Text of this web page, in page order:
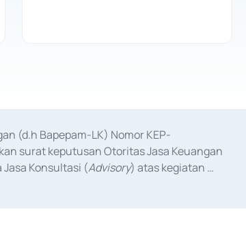
(d.h Bapepam-LK) Nomor KEP-
surat keputusan Otoritas Jasa Keuangan
Jasa Konsultasi (Advisory) atas kegiatan